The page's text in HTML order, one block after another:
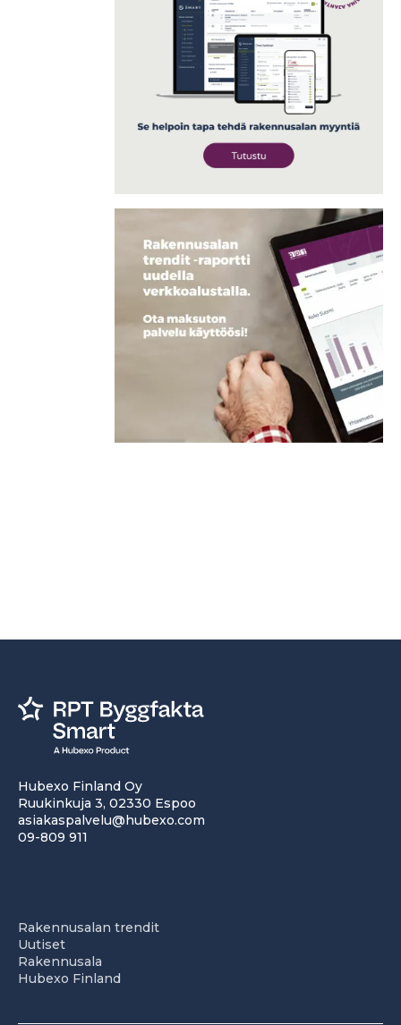
Hubexo Finland Oy
Ruukinkuja 3, 02330 Espoo
asiakaspalvelu@hubexo.com
09-809 911
Rakennusalan trendit
Uutiset
Rakennusala
Hubexo Finland